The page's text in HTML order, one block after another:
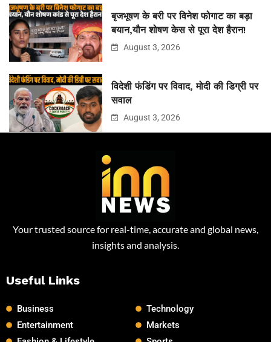
बृजभूषण के बरी पर विनेश फोगाट का बड़ा
बयान,यौन शोषण केस से पूरा देश हैरान!
August 3, 2026
विदेशी फंडिंग पर विवाद, मोदी की डिग्री पर
सवाल
August 3, 2026
Your trusted source for real-time, accurate and global news,
insights and analysis.
Useful Links
Business
Entertainment
Technology
Markets